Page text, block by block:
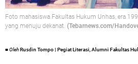
Foto mahasiswa Fakultas Hukum Unhas, era
yang menuju dekanat. (Tebarnews.com/
■OlehRusdin Tompo | Pegiat Literasi, Alumni Fakultas